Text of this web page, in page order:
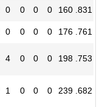
0 0 0 0 160 .831
0 0 0 0 176 .761
4 0 0 0 198 .753
1 0 0 0 239 .682